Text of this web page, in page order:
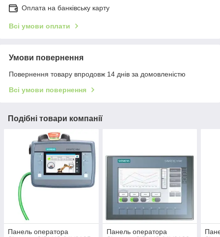
Оплата на банківську карту
Всі умови оплати
Умови повернення
Повернення товару впродовж 14 днів за домовленістю
Всі умови повернення
Подібні товари компанії
Панель оператора
Панель оператора